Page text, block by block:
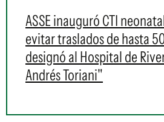
ASSE inauguró CTI
evitar traslados de hasta
designó al Hospital de
Andrés Toriani"